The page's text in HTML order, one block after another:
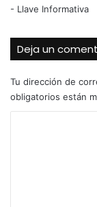
- Llave Informativa
Deja un
Tu dirección de
obligatorios están